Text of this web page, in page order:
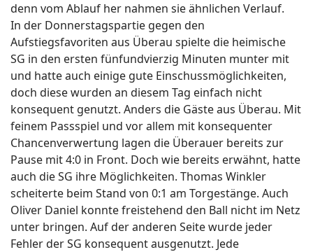
denn vom Ablauf her nahmen sie ähnlichen Verlauf.
In der Donnerstagspartie gegen den
Aufstiegsfavoriten aus Überau spielte die heimische
SG in den ersten fünfundvierzig Minuten munter mit
und hatte auch einige gute Einschussmöglichkeiten,
doch diese wurden an diesem Tag einfach nicht
konsequent genutzt. Anders die Gäste aus Überau. Mit
feinem Passspiel und vor allem mit konsequenter
Chancenverwertung lagen die Überauer bereits zur
Pause mit 4:0 in Front. Doch wie bereits erwähnt, hatte
auch die SG ihre Möglichkeiten. Thomas Winkler
scheiterte beim Stand von 0:1 am Torgestänge. Auch
Oliver Daniel konnte freistehend den Ball nicht im Netz
unter bringen. Auf der anderen Seite wurde jeder
Fehler der SG konsequent ausgenutzt. Jede